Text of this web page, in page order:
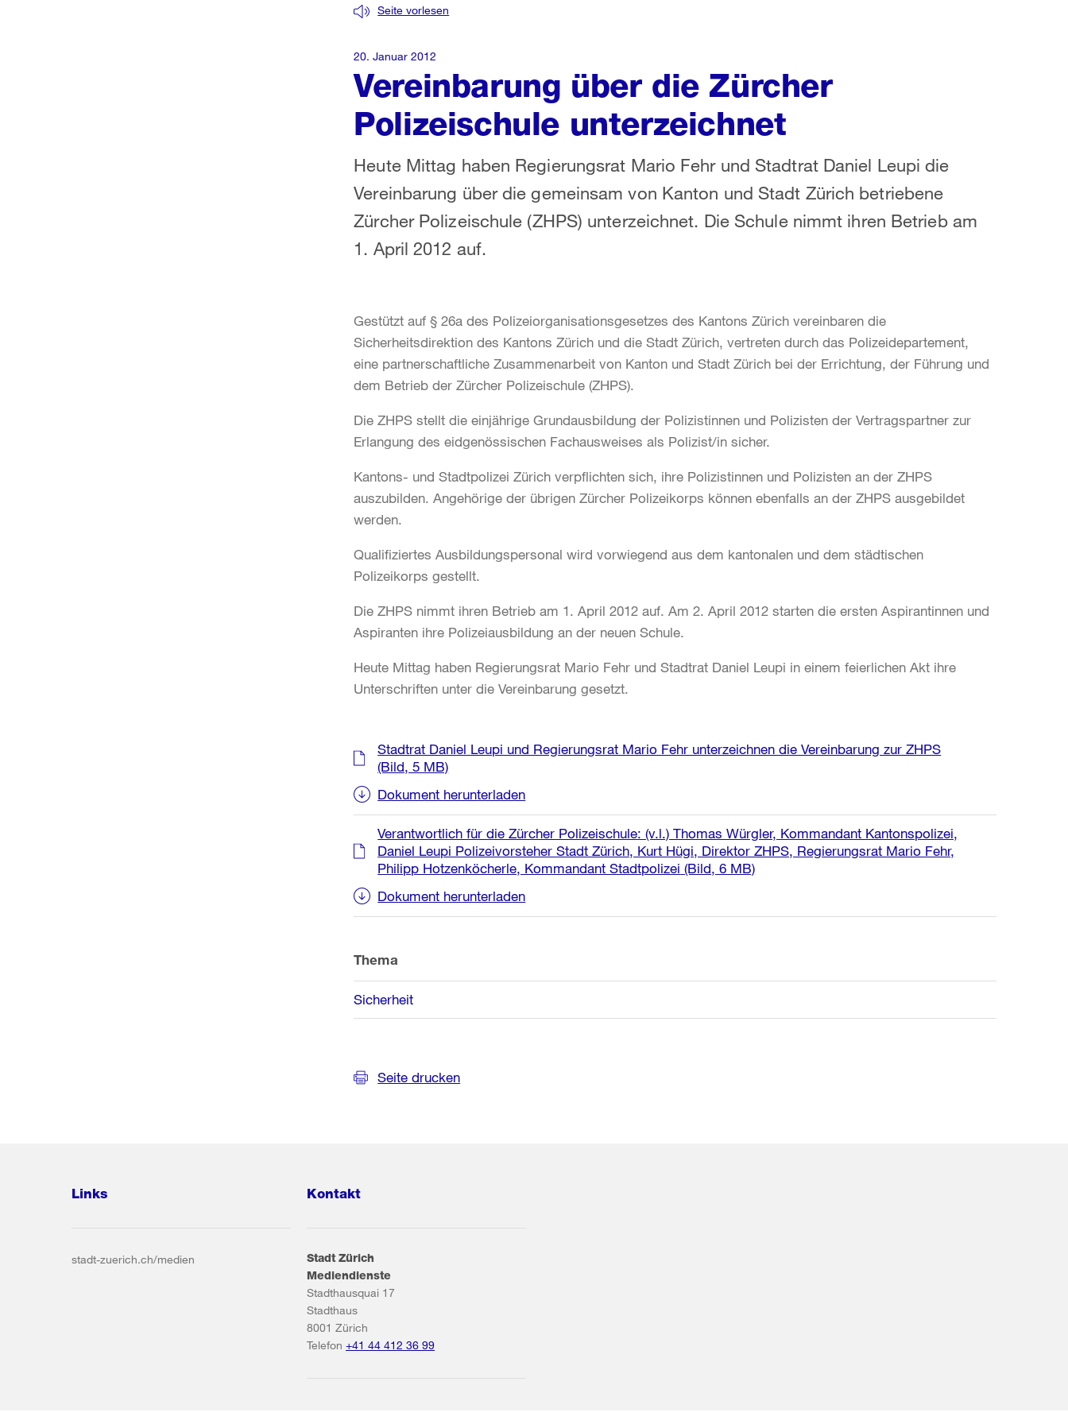
Vereinbarung über die Zürcher
Polizeischule unterzeichnet
Seite vorlesen
Heute Mittag haben Regierungsrat Mario Fehr und Stadtrat Daniel Leupi die
Vereinbarung über die gemeinsam von Kanton und Stadt Zürich betriebene
Zürcher Polizeischule (ZHPS) unterzeichnet. Die Schule nimmt ihren Betrieb am
1. April 2012 auf.
20. Januar 2012
Gestützt auf § 26a des Polizeiorganisationsgesetzes des Kantons Zürich vereinbaren die
Sicherheitsdirektion des Kantons Zürich und die Stadt Zürich, vertreten durch das Polizeidepartement,
eine partnerschaftliche Zusammenarbeit von Kanton und Stadt Zürich bei der Errichtung, der Führung und
dem Betrieb der Zürcher Polizeischule (ZHPS).
Die ZHPS stellt die einjährige Grundausbildung der Polizistinnen und Polizisten der Vertragspartner zur
Erlangung des eidgenössischen Fachausweises als Polizist/in sicher.
Kantons- und Stadtpolizei Zürich verpflichten sich, ihre Polizistinnen und Polizisten an der ZHPS
auszubilden. Angehörige der übrigen Zürcher Polizeikorps können ebenfalls an der ZHPS ausgebildet
werden.
Qualifiziertes Ausbildungspersonal wird vorwiegend aus dem kantonalen und dem städtischen
Polizeikorps gestellt.
Die ZHPS nimmt ihren Betrieb am 1. April 2012 auf. Am 2. April 2012 starten die ersten Aspirantinnen und
Aspiranten ihre Polizeiausbildung an der neuen Schule.
Heute Mittag haben Regierungsrat Mario Fehr und Stadtrat Daniel Leupi in einem feierlichen Akt ihre
Unterschriften unter die Vereinbarung gesetzt.
Weitere
Informationen
Stadtrat Daniel Leupi und Regierungsrat Mario Fehr unterzeichnen die Vereinbarung zur ZHPS
(Bild, 5 MB)
Dokument herunterladen
Verantwortlich für die Zürcher Polizeischule: (v.l.) Thomas Würgler, Kommandant Kantonspolizei,
Daniel Leupi Polizeivorsteher Stadt Zürich, Kurt Hügi, Direktor ZHPS, Regierungsrat Mario Fehr,
Philipp Hotzenköcherle, Kommandant Stadtpolizei (Bild, 6 MB)
Dokument herunterladen
Thema
Sicherheit
Seite drucken
Links
stadt-zuerich.ch/medien
Kontakt
Stadt Zürich
Mediendienste
Stadthausquai 17
Stadthaus
8001 Zürich
Telefon +41 44 412 36 99